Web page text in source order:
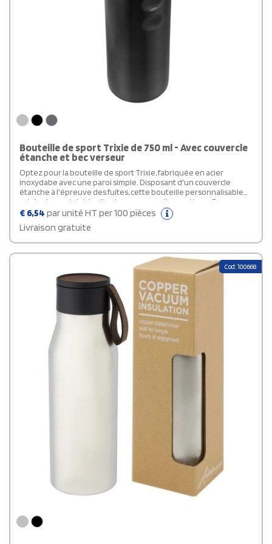
Bouteille de sport Trixie de 750 ml - Avec couvercle
étanche et bec verseur
Optez pour la bouteille de sport Trixie, fabriquée en acier
inoxydabe avec une paroi simple. Disposant d'un couvercle
étanche à l'épreuve des fuites, cette bouteille personnalisable
est également dotée d'un bec verseur ultra pratique. Des
poignées latérales sont intégrées pour une prise en main aisée.
€ 6,54 par unité HT per 100 pièces
Livraison gratuite
Cod: 100668